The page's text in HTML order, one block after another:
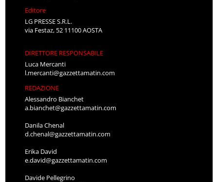
Editore
LG PRESSE S.R.L.
via Festaz, 52 11100 AOSTA
DIRETTORE RESPONSABILE
Luca Mercanti
l.mercanti@gazzettamatin.com
REDAZIONE
Alessandro Bianchet
a.bianchet@gazzettamatin.com
Danila Chenal
d.chenal@gazzettamatin.com
Erika David
e.david@gazzettamatin.com
Davide Pellegrino